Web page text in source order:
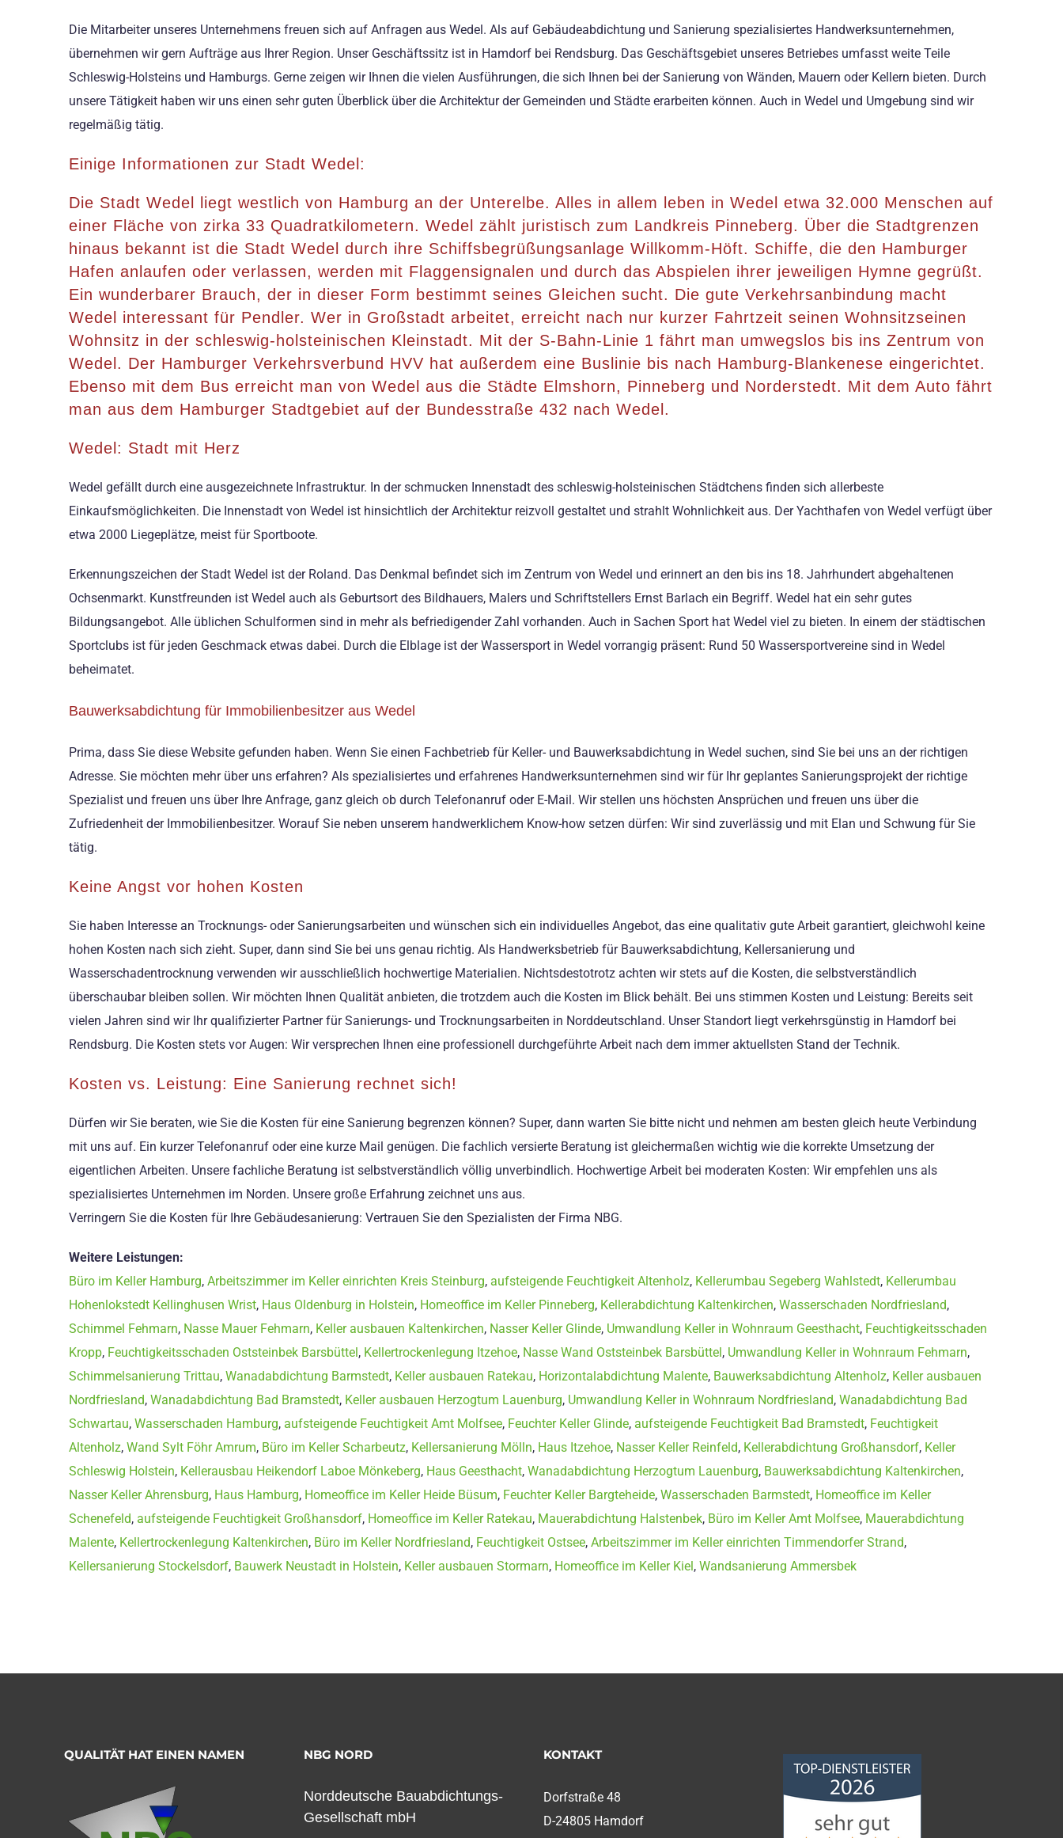
Die Mitarbeiter unseres Unternehmens freuen sich auf Anfragen aus Wedel. Als auf Gebäudeabdichtung und Sanierung spezialisiertes Handwerksunternehmen,
übernehmen wir gern Aufträge aus Ihrer Region. Unser Geschäftssitz ist in Hamdorf bei Rendsburg. Das Geschäftsgebiet unseres Betriebes umfasst weite Teile
Schleswig-Holsteins und Hamburgs. Gerne zeigen wir Ihnen die vielen Ausführungen, die sich Ihnen bei der Sanierung von Wänden, Mauern oder Kellern bieten. Durch
unsere Tätigkeit haben wir uns einen sehr guten Überblick über die Architektur der Gemeinden und Städte erarbeiten können. Auch in Wedel und Umgebung sind wir
regelmäßig tätig.
Einige Informationen zur Stadt Wedel:
Die Stadt Wedel liegt westlich von Hamburg an der Unterelbe. Alles in allem leben in Wedel etwa 32.000 Menschen auf
einer Fläche von zirka 33 Quadratkilometern. Wedel zählt juristisch zum Landkreis Pinneberg. Über die Stadtgrenzen
hinaus bekannt ist die Stadt Wedel durch ihre Schiffsbegrüßungsanlage Willkomm-Höft. Schiffe, die den Hamburger
Hafen anlaufen oder verlassen, werden mit Flaggensignalen und durch das Abspielen ihrer jeweiligen Hymne gegrüßt.
Ein wunderbarer Brauch, der in dieser Form bestimmt seines Gleichen sucht. Die gute Verkehrsanbindung macht
Wedel interessant für Pendler. Wer in Großstadt arbeitet, erreicht nach nur kurzer Fahrtzeit seinen Wohnsitzseinen
Wohnsitz in der schleswig-holsteinischen Kleinstadt. Mit der S-Bahn-Linie 1 fährt man umwegslos bis ins Zentrum von
Wedel. Der Hamburger Verkehrsverbund HVV hat außerdem eine Buslinie bis nach Hamburg-Blankenese eingerichtet.
Ebenso mit dem Bus erreicht man von Wedel aus die Städte Elmshorn, Pinneberg und Norderstedt. Mit dem Auto fährt
man aus dem Hamburger Stadtgebiet auf der Bundesstraße 432 nach Wedel.
Wedel: Stadt mit Herz
Wedel gefällt durch eine ausgezeichnete Infrastruktur. In der schmucken Innenstadt des schleswig-holsteinischen Städtchens finden sich allerbeste
Einkaufsmöglichkeiten. Die Innenstadt von Wedel ist hinsichtlich der Architektur reizvoll gestaltet und strahlt Wohnlichkeit aus. Der Yachthafen von Wedel verfügt über
etwa 2000 Liegeplätze, meist für Sportboote.
Erkennungszeichen der Stadt Wedel ist der Roland. Das Denkmal befindet sich im Zentrum von Wedel und erinnert an den bis ins 18. Jahrhundert abgehaltenen
Ochsenmarkt. Kunstfreunden ist Wedel auch als Geburtsort des Bildhauers, Malers und Schriftstellers Ernst Barlach ein Begriff. Wedel hat ein sehr gutes
Bildungsangebot. Alle üblichen Schulformen sind in mehr als befriedigender Zahl vorhanden. Auch in Sachen Sport hat Wedel viel zu bieten. In einem der städtischen
Sportclubs ist für jeden Geschmack etwas dabei. Durch die Elblage ist der Wassersport in Wedel vorrangig präsent: Rund 50 Wassersportvereine sind in Wedel
beheimatet.
Bauwerksabdichtung für Immobilienbesitzer aus Wedel
Prima, dass Sie diese Website gefunden haben. Wenn Sie einen Fachbetrieb für Keller- und Bauwerksabdichtung in Wedel suchen, sind Sie bei uns an der richtigen
Adresse. Sie möchten mehr über uns erfahren? Als spezialisiertes und erfahrenes Handwerksunternehmen sind wir für Ihr geplantes Sanierungsprojekt der richtige
Spezialist und freuen uns über Ihre Anfrage, ganz gleich ob durch Telefonanruf oder E-Mail. Wir stellen uns höchsten Ansprüchen und freuen uns über die
Zufriedenheit der Immobilienbesitzer. Worauf Sie neben unserem handwerklichem Know-how setzen dürfen: Wir sind zuverlässig und mit Elan und Schwung für Sie
tätig.
Keine Angst vor hohen Kosten
Sie haben Interesse an Trocknungs- oder Sanierungsarbeiten und wünschen sich ein individuelles Angebot, das eine qualitativ gute Arbeit garantiert, gleichwohl keine
hohen Kosten nach sich zieht. Super, dann sind Sie bei uns genau richtig. Als Handwerksbetrieb für Bauwerksabdichtung, Kellersanierung und
Wasserschadentrocknung verwenden wir ausschließlich hochwertige Materialien. Nichtsdestotrotz achten wir stets auf die Kosten, die selbstverständlich
überschaubar bleiben sollen. Wir möchten Ihnen Qualität anbieten, die trotzdem auch die Kosten im Blick behält. Bei uns stimmen Kosten und Leistung: Bereits seit
vielen Jahren sind wir Ihr qualifizierter Partner für Sanierungs- und Trocknungsarbeiten in Norddeutschland. Unser Standort liegt verkehrsgünstig in Hamdorf bei
Rendsburg. Die Kosten stets vor Augen: Wir versprechen Ihnen eine professionell durchgeführte Arbeit nach dem immer aktuellsten Stand der Technik.
Kosten vs. Leistung: Eine Sanierung rechnet sich!
Dürfen wir Sie beraten, wie Sie die Kosten für eine Sanierung begrenzen können? Super, dann warten Sie bitte nicht und nehmen am besten gleich heute Verbindung
mit uns auf. Ein kurzer Telefonanruf oder eine kurze Mail genügen. Die fachlich versierte Beratung ist gleichermaßen wichtig wie die korrekte Umsetzung der
eigentlichen Arbeiten. Unsere fachliche Beratung ist selbstverständlich völlig unverbindlich. Hochwertige Arbeit bei moderaten Kosten: Wir empfehlen uns als
spezialisiertes Unternehmen im Norden. Unsere große Erfahrung zeichnet uns aus.
Verringern Sie die Kosten für Ihre Gebäudesanierung: Vertrauen Sie den Spezialisten der Firma NBG.
Weitere Leistungen:
Büro im Keller Hamburg, Arbeitszimmer im Keller einrichten Kreis Steinburg, aufsteigende Feuchtigkeit Altenholz, Kellerumbau Segeberg Wahlstedt, Kellerumbau
Hohenlokstedt Kellinghusen Wrist, Haus Oldenburg in Holstein, Homeoffice im Keller Pinneberg, Kellerabdichtung Kaltenkirchen, Wasserschaden Nordfriesland,
Schimmel Fehmarn, Nasse Mauer Fehmarn, Keller ausbauen Kaltenkirchen, Nasser Keller Glinde, Umwandlung Keller in Wohnraum Geesthacht, Feuchtigkeitsschaden
Kropp, Feuchtigkeitsschaden Oststeinbek Barsbüttel, Kellertrockenlegung Itzehoe, Nasse Wand Oststeinbek Barsbüttel, Umwandlung Keller in Wohnraum Fehmarn,
Schimmelsanierung Trittau, Wanadabdichtung Barmstedt, Keller ausbauen Ratekau, Horizontalabdichtung Malente, Bauwerksabdichtung Altenholz, Keller ausbauen
Nordfriesland, Wanadabdichtung Bad Bramstedt, Keller ausbauen Herzogtum Lauenburg, Umwandlung Keller in Wohnraum Nordfriesland, Wanadabdichtung Bad
Schwartau, Wasserschaden Hamburg, aufsteigende Feuchtigkeit Amt Molfsee, Feuchter Keller Glinde, aufsteigende Feuchtigkeit Bad Bramstedt, Feuchtigkeit
Altenholz, Wand Sylt Föhr Amrum, Büro im Keller Scharbeutz, Kellersanierung Mölln, Haus Itzehoe, Nasser Keller Reinfeld, Kellerabdichtung Großhansdorf, Keller
Schleswig Holstein, Kellerausbau Heikendorf Laboe Mönkeberg, Haus Geesthacht, Wanadabdichtung Herzogtum Lauenburg, Bauwerksabdichtung Kaltenkirchen,
Nasser Keller Ahrensburg, Haus Hamburg, Homeoffice im Keller Heide Büsum, Feuchter Keller Bargteheide, Wasserschaden Barmstedt, Homeoffice im Keller
Schenefeld, aufsteigende Feuchtigkeit Großhansdorf, Homeoffice im Keller Ratekau, Mauerabdichtung Halstenbek, Büro im Keller Amt Molfsee, Mauerabdichtung
Malente, Kellertrockenlegung Kaltenkirchen, Büro im Keller Nordfriesland, Feuchtigkeit Ostsee, Arbeitszimmer im Keller einrichten Timmendorfer Strand,
Kellersanierung Stockelsdorf, Bauwerk Neustadt in Holstein, Keller ausbauen Stormarn, Homeoffice im Keller Kiel, Wandsanierung Ammersbek
QUALITÄT HAT EINEN NAMEN NBG NORD
Norddeutsche Bauabdichtungs-
Gesellschaft mbH
KONTAKT
Dorfstraße 48
D-24805 Hamdorf
Norddeutsche
Bauabdichtungsgesellschaft
mbH
von 5
86Bewertungen